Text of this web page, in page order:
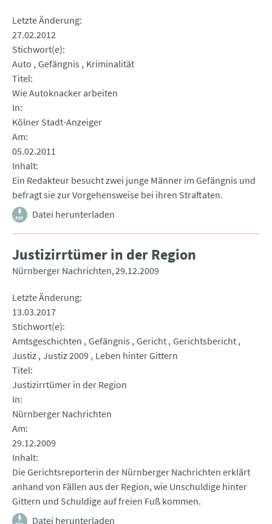
Letzte Änderung
27.02.2012
Stichwort(e)
Auto Gefängnis
Kriminalität
Titel
Wie Autoknacker arbeiten
In
Kölner Stadt-Anzeiger
Am
05.02.2011
Inhalt
Ein Redakteur besucht zwei junge Männer im Gefängnis und
befragt sie zur Vorgehensweise bei ihren Straftaten.
Datei herunterladen
Justizirrtümer in der Region
Nürnberger Nachrichten 29.12.2009
Letzte Änderung
13.03.2017
Stichwort(e)
Amtsgeschichten Gefängnis Gericht Gerichtsbericht
Justiz Justiz 2009 Leben hinter Gittern
Titel
Justizirrtümer in der Region
In
Nürnberger Nachrichten
Am
29.12.2009
Inhalt
Die Gerichtsreporterin der Nürnberger Nachrichten erklärt
anhand von Fällen aus der Region, wie Unschuldige hinter
Gittern und Schuldige auf freien Fuß kommen.
Datei herunterladen